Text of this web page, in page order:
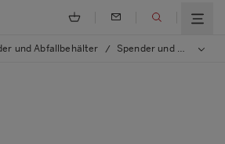
und Abfallbehälter / Spender und Abfallbehälter aus Metall